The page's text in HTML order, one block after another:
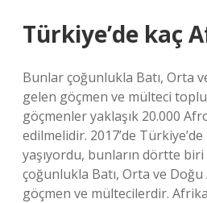
Türkiye’de kaç
Bunlar çoğunlukla Batı, Orta
gelen göçmen ve mülteci
göçmenler yaklaşık 20.000
edilmelidir. 2017’de
yaşıyordu, bunların dörtte biri
çoğunlukla Batı, Orta ve Doğu
göçmen ve mültecilerdir.